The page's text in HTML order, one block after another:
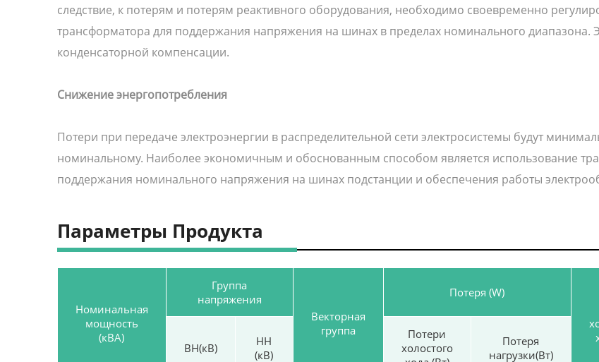
следствие, к потерям и потерям реактивного оборудования, необходимо своевременно
трансформатора для поддержания напряжения на шинах в пределах номинального диапазона.
конденсаторной компенсации.
Снижение энергопотребления
Потери при передаче электроэнергии в распределительной сети электросистемы будут
номинальному. Наиболее экономичным и обоснованным способом является использование
поддержания номинального напряжения на шинах подстанции и обеспечения работы
Параметры Продукта
Номинальная
мощность
(кВА)
Группа
напряжения
Векторная
группа
Потеря (W)
ВН(кВ)
НН
(кВ)
Потери
холостого
Потеря
нагрузки(Вт)